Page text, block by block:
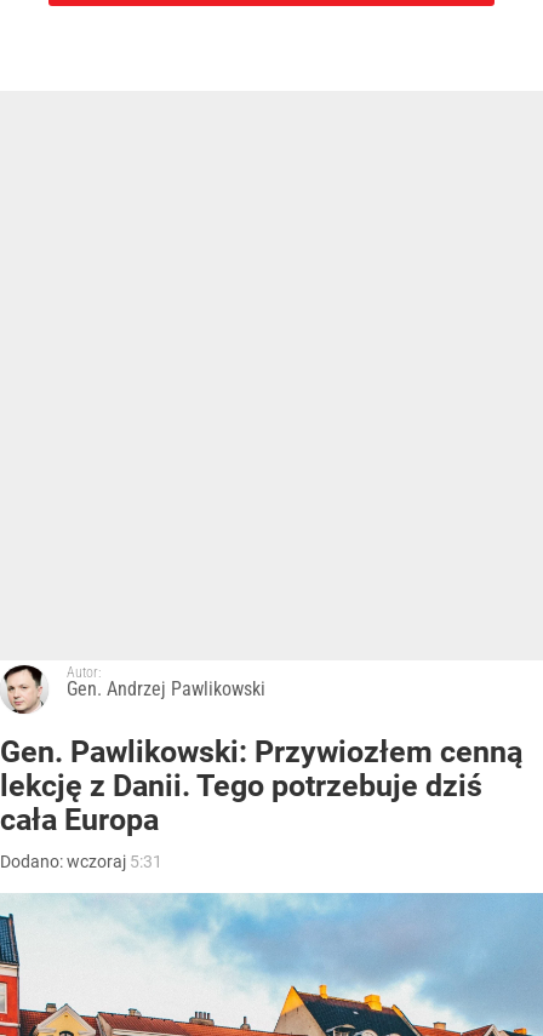
Autor:
Gen. Andrzej Pawlikowski
Gen. Pawlikowski: Przywiozłem cenną
lekcję z Danii. Tego potrzebuje dziś
cała Europa
Dodano:wczoraj 5:31